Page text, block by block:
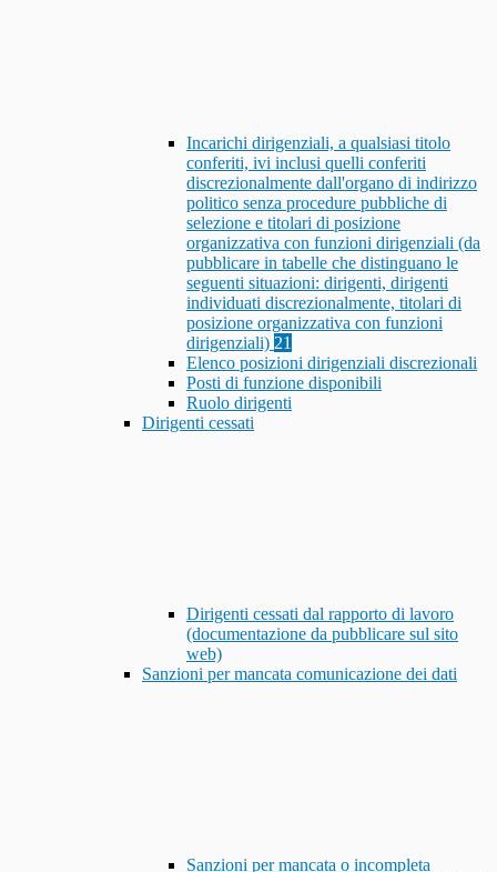
Incarichi dirigenziali, a qualsiasi titolo
conferiti, ivi inclusi quelli conferiti
discrezionalmente dall'organo di indirizzo
politico senza procedure pubbliche di
selezione e titolari di posizione
organizzativa con funzioni dirigenziali (da
pubblicare in tabelle che distinguano le
seguenti situazioni: dirigenti, dirigenti
individuati discrezionalmente, titolari di
posizione organizzativa con funzioni
dirigenziali) 21
Elenco posizioni dirigenziali discrezionali
Posti di funzione disponibili
Ruolo dirigenti
Dirigenti cessati
Dirigenti cessati dal rapporto di lavoro
(documentazione da pubblicare sul sito
web)
Sanzioni per mancata comunicazione dei dati
Sanzioni per mancata o incompleta